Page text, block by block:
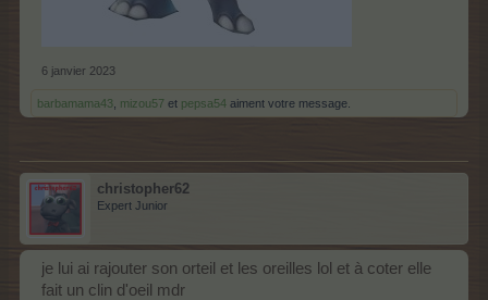
6 janvier 2023
barbamama43 mizou57 et pepsa54 aiment votre message.
christopher62
Expert Junior
je lui ai rajouter son orteil et les oreilles lol et à coter elle
fait un clin d'oeil mdr